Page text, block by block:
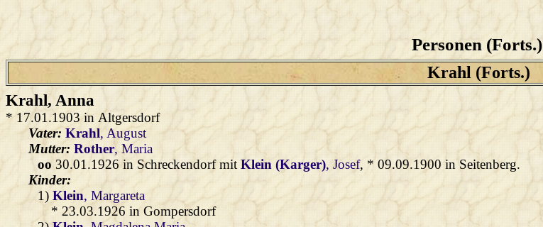
Personen (Forts.)
Krahl (Forts.)
Krahl, Anna
* 17.01.1903 in Altgersdorf
Vater: Krahl, August
Mutter: Rother, Maria
oo 30.01.1926 in Schreckendorf mitKlein (Karger), Josef, * 09.09.1900 in Seitenberg.
Kinder:
1)Klein, Margareta
* 23.03.1926 in Gompersdorf